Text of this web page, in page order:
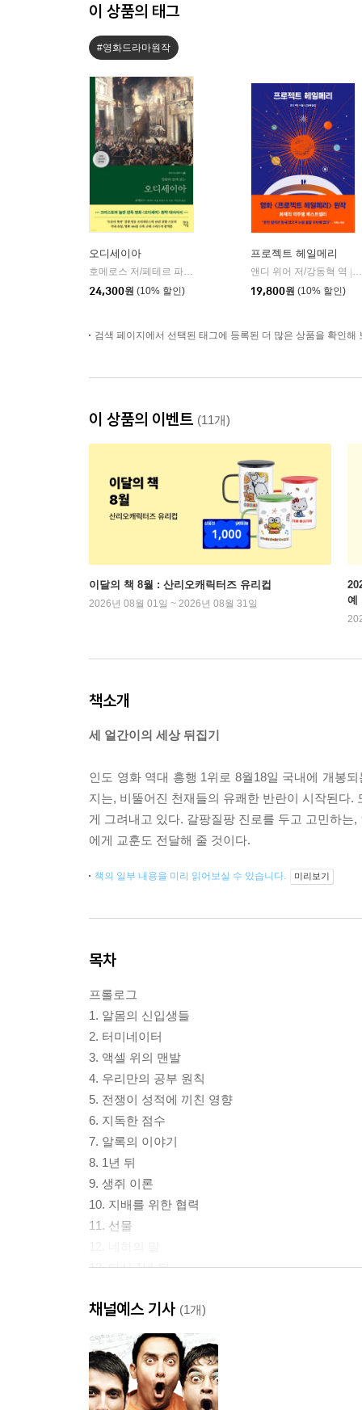
이 상품의 태그
#영화드라마원작
오디세이아
호메로스 저/페테르 파울 루벤스 그림/박문재 역
현대지성
24,300원 (10% 할인)
프로젝트 헤일메리
앤디 위어 저/강동혁 역
19,800원 (10% 할인)
검색 페이지에서 선택된 태그에 등록된 더 많은 상품을 확인해
이 상품의 이벤트 (11개)
이달의 책 8월 : 산리오캐릭터즈 유리컵
2026년 08월 01일 ~ 2026년 08월 31일
예
책소개
세 얼간이의 세상 뒤집기
인도 영화 역대 흥행 1위로 8월18일 국내에 개봉
지는, 비뚤어진 천재들의 유쾌한 반란이 시작된다
게 그려내고 있다. 갈팡질팡 진로를 두고 고민하
에게 교훈도 전달해 줄 것이다.
책의 일부 내용을 미리 읽어보실 수 있습니다. 미리보기
목차
프롤로그
1. 알몸의 신입생들
2. 터미네이터
3. 액셀 위의 맨발
4. 우리만의 공부 원칙
5. 전쟁이 성적에 끼친 영향
6. 지독한 점수
7. 알록의 이야기
8. 1년 뒤
9. 생쥐 이론
10. 지배를 위한 협력
11. 선물
13. 다시 1년 뒤
15. 진자 작전
16. 내 인생에 가장 긴 날 1
17. 내 인생에 가장 긴 날 2
18. 내 인생에 가장 긴 날 3
19. 내 인생에 가장 긴 날 4
채널예스 기사 (1개)